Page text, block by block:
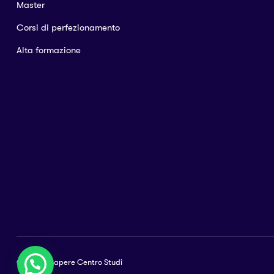
Master
Corsi di perfezionamento
Alta formazione
© 2023 Il Sapere Centro Studi